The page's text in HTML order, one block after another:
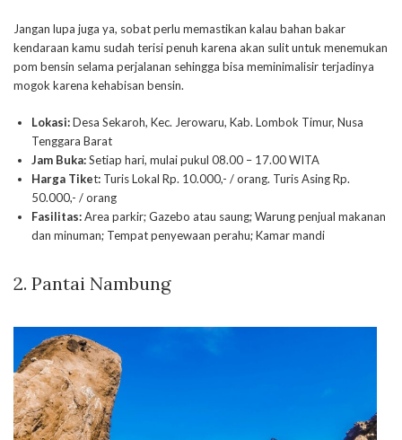
Jangan lupa juga ya, sobat perlu memastikan kalau bahan bakar
kendaraan kamu sudah terisi penuh karena akan sulit untuk menemukan
pom bensin selama perjalanan sehingga bisa meminimalisir terjadinya
mogok karena kehabisan bensin.
Lokasi:Desa Sekaroh, Kec. Jerowaru, Kab. Lombok Timur, Nusa
Tenggara Barat
Jam Buka:Setiap hari, mulai pukul 08.00 – 17.00 WITA
Harga Tiket: Turis Lokal Rp. 10.000,- / orang. Turis Asing Rp.
50.000,- / orang
Fasilitas:Area parkir; Gazebo atau saung; Warung penjual makanan
dan minuman; Tempat penyewaan perahu; Kamar mandi
2. Pantai Nambung